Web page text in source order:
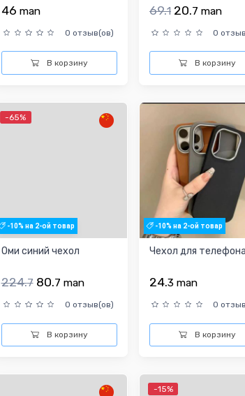
46 man
0 отзыв(ов)
В корзину
69.1 20.7 man
0
В корзину
-65%
-10% на 2-ой товар
Оми синий чехол
224.7 80.7 man
0 отзыв(ов)
В корзину
-10% на 2-ой товар
Чехол для телефона
24.3 man
0
В корзину
-15%